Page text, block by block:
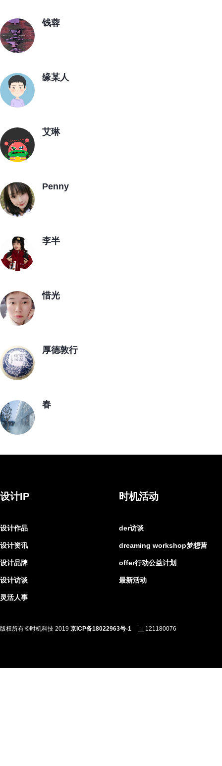
钱蓉
缘某人
艾琳
Penny
李半
惜光
厚德敦行
春
设计IP
设计作品
设计资讯
设计品牌
设计访谈
灵活人事
时机活动
der访谈
dreaming workshop梦想营
offer行动公益计划
最新活动
版权所有 ©时机科技 2019 京ICP备18022963号-1 121180076